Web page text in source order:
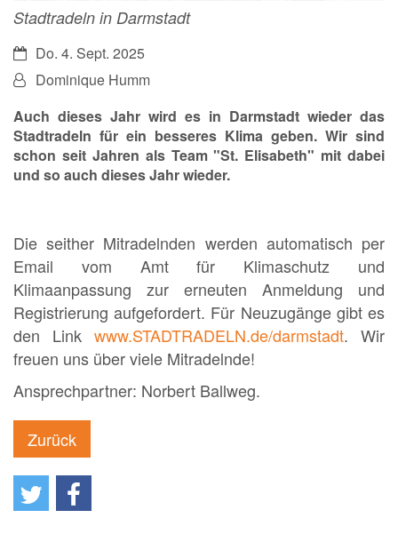
Stadtradeln in Darmstadt
Datum:Do. 4. Sept. 2025
Von:Dominique Humm
Auch dieses Jahr wird es in Darmstadt wieder das
Stadtradeln für ein besseres Klima geben. Wir sind
schon seit Jahren als Team "St. Elisabeth" mit dabei
und so auch dieses Jahr wieder.
Die seither Mitradelnden werden automatisch per
Email vom Amt für Klimaschutz und
Klimaanpassung zur erneuten Anmeldung und
Registrierung aufgefordert. Für Neuzugänge gibt es
den Link www.STADTRADELN.de/darmstadt. Wir
freuen uns über viele Mitradelnde!
Ansprechpartner: Norbert Ballweg.
Zurück